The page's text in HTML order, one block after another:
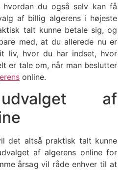
du også selv kan få
af billig algerens i højeste
talt kunne betale sig, og
med, at du allerede nu er
liv, hvor du har indset, hvor
er tale om, når man beslutter
online.
af
det altså praktisk talt kunne
af algerens online for
årsag vil råde enhver til at